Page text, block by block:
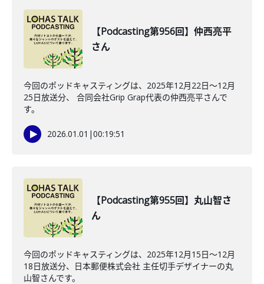
【Podcasting第956回】仲西亮平
さん
今回のポッドキャスティングは、2025年12月22日〜12月
25日放送分、 合同会社Grip Grap代表の仲西亮平さんで
す。
2026.01.01 |00:19:51
【Podcasting第955回】丸山智さ
ん
今回のポッドキャスティングは、2025年12月15日〜12月
18日放送分、日本郵便株式会社 主任切手デザイナーの丸
山智さんです。